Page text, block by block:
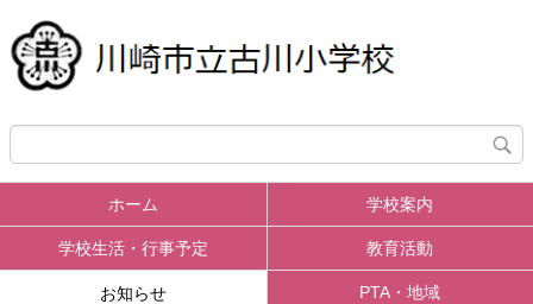
ホーム 学校案内
学校生活・行事予定 教育活動
お知らせ PTA・地域